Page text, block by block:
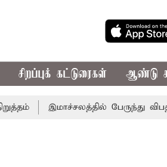
சிறப்புக் கட்டுரைகள் ஆண்டு
இமாச்சலத்தில் பேருந்து